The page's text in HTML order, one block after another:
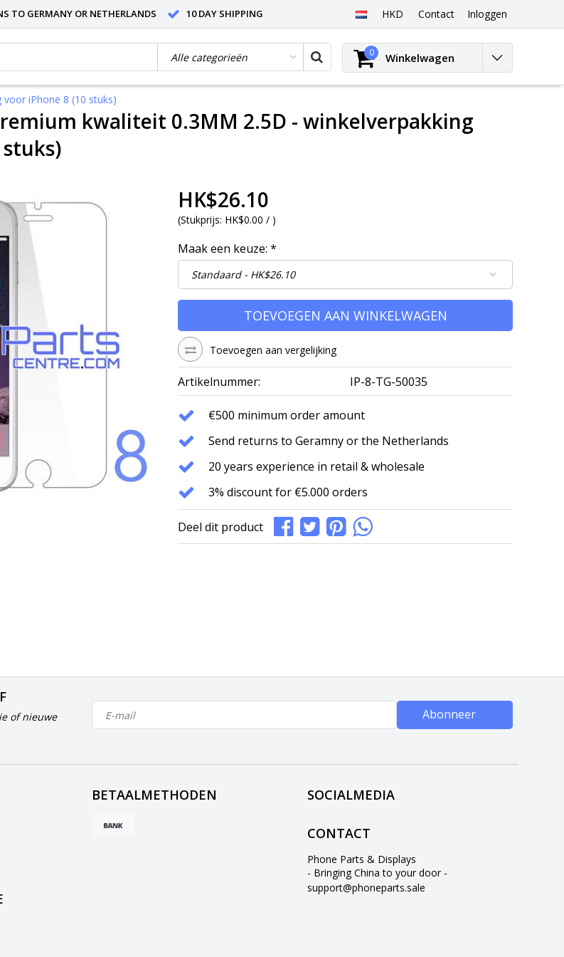
TO GERMANY OR NETHERLANDS 10 DAY SHIPPING HKD Contact Inloggen
0 Winkelwagen
iPhone 8 (10 stuks)
kwaliteit 0.3MM 2.5D - winkelverpakking
HK$26.10
(Stukprijs: HK$0.00 / )
Maak een keuze: *
TOEVOEGEN AAN WINKELWAGEN
Toevoegen aan vergelijking
Artikelnummer: IP-8-TG-50035
€500 minimum order amount
Send returns to Geramny or the Netherlands
20 years experience in retail & wholesale
3% discount for €5.000 orders
Deel dit product
of nieuwe
Abonneer
BETAALMETHODEN SOCIALMEDIA
CONTACT
Phone Parts & Displays
- Bringing China to your door -
support@phoneparts.sale